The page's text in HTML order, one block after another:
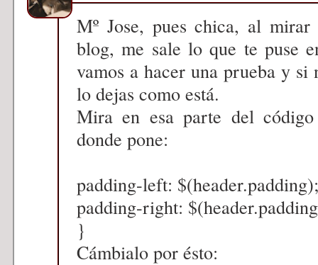
Mº Jose, pues chica, al
blog, me sale lo que te puse
vamos a hacer una prueba y si
lo dejas como está.
Mira en esa parte del
donde pone:
padding-left: $(header.padding);
padding-right:
}
Cámbialo por ésto: